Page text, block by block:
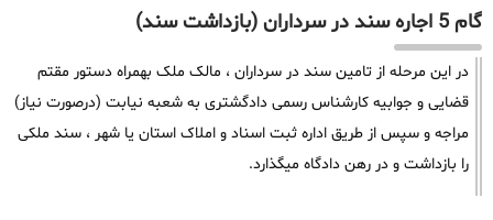
گام 5 اجاره سند در سرداران (بازداشت سند)
در این مرحله از تامین سند در سرداران ، مالک ملک بهمراه دستور مقتم
قضایی و جوابیه کارشناس رسمی دادگشتری به شعبه نیابت (درصورت نیاز)
مراجه و سپس از طریق اداره ثبت اسناد و املاک استان یا شهر ، سند ملکی
را بازداشت و در رهن دادگاه میگذارد.